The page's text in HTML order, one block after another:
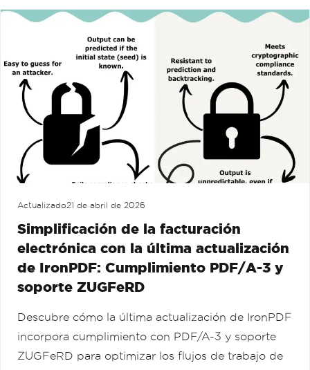
Actualizado21 de abril de 2026
Simplificación de la facturación
electrónica con la última actualización
de IronPDF: Cumplimiento PDF/A-3 y
soporte ZUGFeRD
Descubre cómo la última actualización de IronPDF
incorpora cumplimiento con PDF/A-3 y soporte
ZUGFeRD para optimizar los flujos de trabajo de